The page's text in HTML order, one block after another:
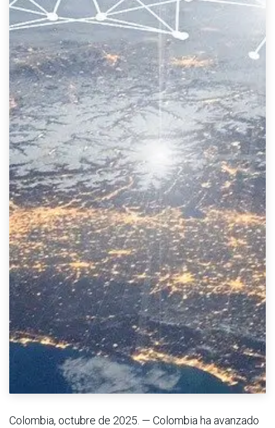
Colombia, octubre de 2025. — Colombia ha avanzado